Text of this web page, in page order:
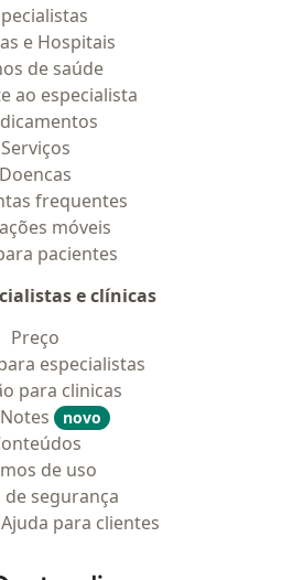
e Hospitais
de saúde
ao especialista
Serviços
Doencas
frequentes
móveis
pacientes
e clínicas
Preço
especialistas
para clinicas
novo
de uso
de segurança
para clientes